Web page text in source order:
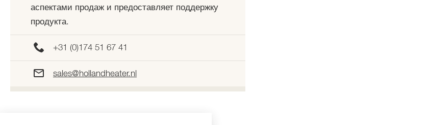
аспектами продаж и предоставляет поддержку
продукта.
+31 (0)174 51 67 41
sales@hollandheater.nl